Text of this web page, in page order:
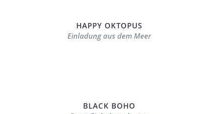
HAPPY OKTOPUS
Einladung aus dem Meer
BLACK BOHO